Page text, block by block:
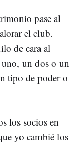
pase al
el club.
de cara al
un dos o un
tipo de poder o
los socios en
yo cambié los